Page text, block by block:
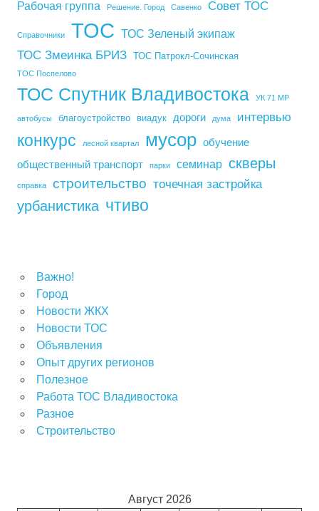
Рабочая группа Решение. Город Савенко Совет ТОС
Справочники ТОС ТОС Зеленый экипаж
ТОС Змеинка БРИЗ ТОС Патрокл-Сочинская
ТОС Поспелово
ТОС Спутник Владивостока УК 71 МР
автобусы благоустройство виадук дороги дума интервью
конкурс лесной квартал мусор обучение
общественный транспорт
парки семинар скверы
справка строительство точечная застройка
урбанистика чтиво
Важно!
Город
Новости ЖКХ
Новости ТОС
Объявления
Опыт других регионов
Полезное
Работа ТОС Владивостока
Разное
Строительство
Август 2026